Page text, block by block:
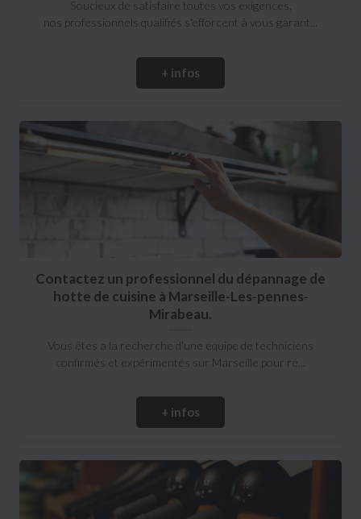
Soucieux de satisfaire toutes vos exigences,
nos professionnels qualifiés s'efforcent à vous garant...
+ infos
Contactez un professionnel du dépannage de
hotte de cuisine à Marseille-Les-pennes-
Mirabeau.
Vous êtes a la recherche d'une équipe de techniciens
confirmés et expérimentés sur Marseille pour ré...
+ infos